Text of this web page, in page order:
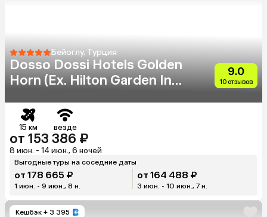
Бейоглу, Турция
Dosso Dossi Hotels Golden
Horn (Eх. Hilton Garden Inn
9.0
10 отзывов
15 км везде
от 153 386 ₽
8 июн. - 14 июн., 6 ночей
Выгодные туры на соседние даты
от 178 665 ₽
1 июн. - 9 июн., 8 н.
от 164 488 ₽
3 июн. - 10 июн., 7 н.
Кешбэк + 3 395